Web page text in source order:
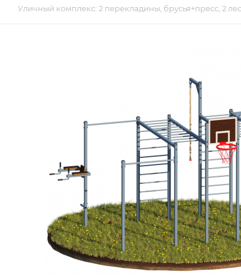
Уличный комплекс: 2 перекладины, брусья+пресс, 2